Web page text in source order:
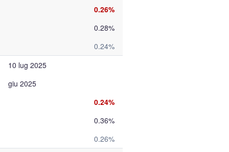
0.26%
0.28%
0.24%
10 lug 2025
giu 2025
0.24%
0.36%
0.26%